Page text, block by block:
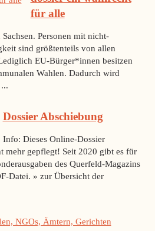
für alle
Personen mit nicht-
sind größtenteils von allen
EU-Bürger*innen besitzen
Wahlen. Dadurch wird
Dossier Abschiebung
Info: Dieses Online-Dossier
mehr gepflegt! Seit 2020 gibt es für
des Querfeld-Magazins
Datei. » zur Übersicht der